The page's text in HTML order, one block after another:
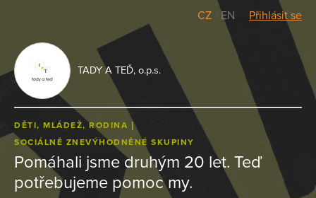
CZ / EN Přihlásit se
TADY A TEĎ, o.p.s.
DĚTI, MLÁDEŽ, RODINA
SOCIÁLNĚ ZNEVÝHODNĚNÉ SKUPINY
Pomáhali jsme druhým 20 let. Teď
potřebujeme pomoc my.